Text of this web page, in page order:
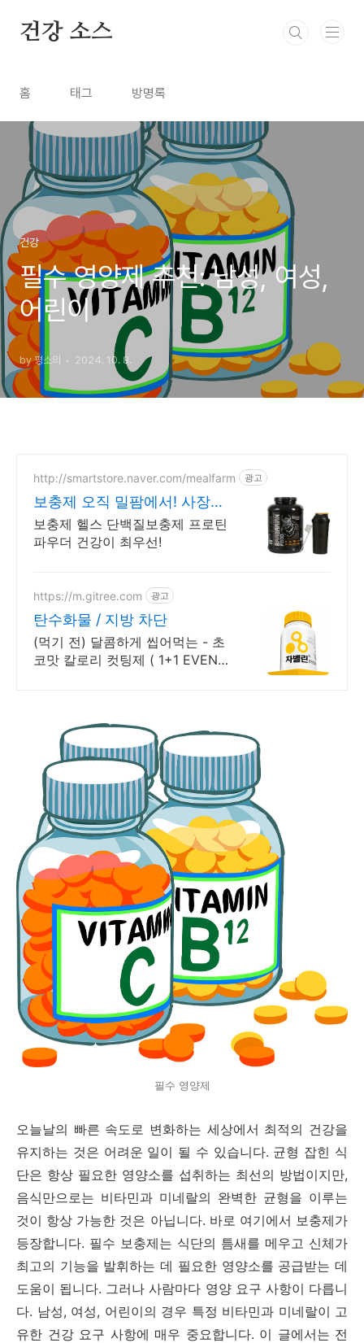
건강 소스
홈 태그 방명록
건강
필수 영양제 추천: 남성, 여성,
어린이
by 평소의 2024. 10. 8.
http://smartstore.naver.com/mealfarm 광고
보충제 오직 밀팜에서! 사장님
이 직접 먹고 판매!
보충제 헬스 단백질보충제 프로틴
파우더 건강이 최우선!
https://m.gitree.com 광고
탄수화물 / 지방 차단
(먹기 전) 달콤하게 씹어먹는 - 초
코맛 칼로리 컷팅제 ( 1+1 EVENT
필수 영양제
오늘날의 빠른 속도로 변화하는 세상에서 최적의 건강을
유지하는 것은 어려운 일이 될 수 있습니다. 균형 잡힌 식
단은 항상 필요한 영양소를 섭취하는 최선의 방법이지만,
음식만으로는 비타민과 미네랄의 완벽한 균형을 이루는
것이 항상 가능한 것은 아닙니다. 바로 여기에서 보충제가
등장합니다. 필수 보충제는 식단의 틈새를 메우고 신체가
최고의 기능을 발휘하는 데 필요한 영양소를 공급받는 데
도움이 됩니다. 그러나 사람마다 영양 요구 사항이 다릅니
다. 남성, 여성, 어린이의 경우 특정 비타민과 미네랄이 고
유한 건강 요구 사항에 매우 중요합니다. 이 글에서는 전